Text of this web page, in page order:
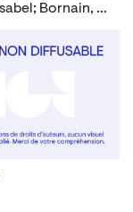
Almeida, Isabel; Bornain, Alain; D’Hondt, F. J.; Dubuisson, Hugues; Jamar, Edmond; Serena et al.